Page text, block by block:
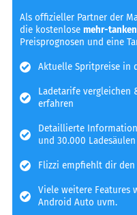
Als offizieller Partner der
die kostenlosemehr-
Preisprognosen und eine
Aktuelle Spritpreise in
Ladetarife vergleichen
erfahren
Detaillierte
und 30.000 Ladesäulen
Flizzi empfiehlt dir
Viele weitere Features
Android Auto uvm.